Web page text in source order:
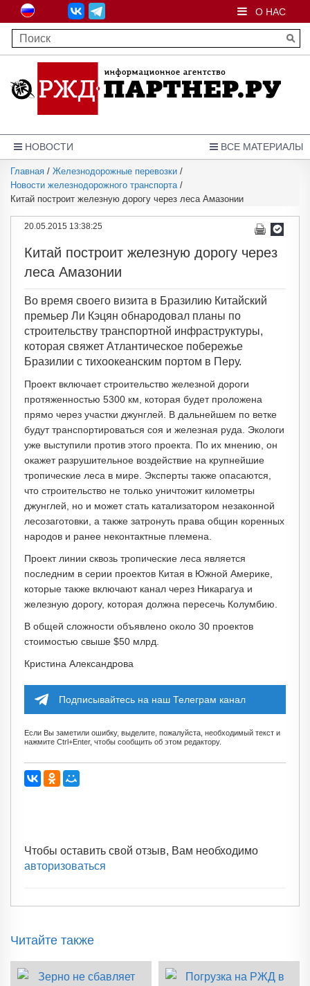
О НАС
ВСЕ МАТЕРИАЛЫ
НОВОСТИ
Главная / Железнодорожные перевозки /
Новости железнодорожного транспорта/
Китай построит железную дорогу через леса Амазонии
20.05.2015 13:38:25
Китай построит железную дорогу через
леса Амазонии
Во время своего визита в Бразилию Китайский
премьер Ли Кэцян обнародовал планы по
строительству транспортной инфраструктуры,
которая свяжет Атлантическое побережье
Бразилии с тихоокеанским портом в Перу.
Проект включает строительство железной дороги
протяженностью 5300 км, которая будет проложена
прямо через участки джунглей. В дальнейшем по ветке
будут транспортироваться соя и железная руда. Экологи
уже выступили против этого проекта. По их мнению, он
окажет разрушительное воздействие на крупнейшие
тропические леса в мире. Эксперты также опасаются,
что строительство не только уничтожит километры
джунглей, но и может стать катализатором незаконной
лесозаготовки, а также затронуть права общин коренных
народов и ранее неконтактные племена.
Проект линии сквозь тропические леса является
последним в серии проектов Китая в Южной Америке,
которые также включают канал через Никарагуа и
железную дорогу, которая должна пересечь Колумбию.
В общей сложности объявлено около 30 проектов
стоимостью свыше $50 млрд.
Кристина Александрова
Подписывайтесь на наш Телеграм канал
Если Вы заметили ошибку, выделите, пожалуйста, необходимый текст и
нажмите Ctrl+Enter, чтобы сообщить об этом редактору.
Чтобы оставить свой отзыв, Вам необходимо
авторизоваться
Читайте также